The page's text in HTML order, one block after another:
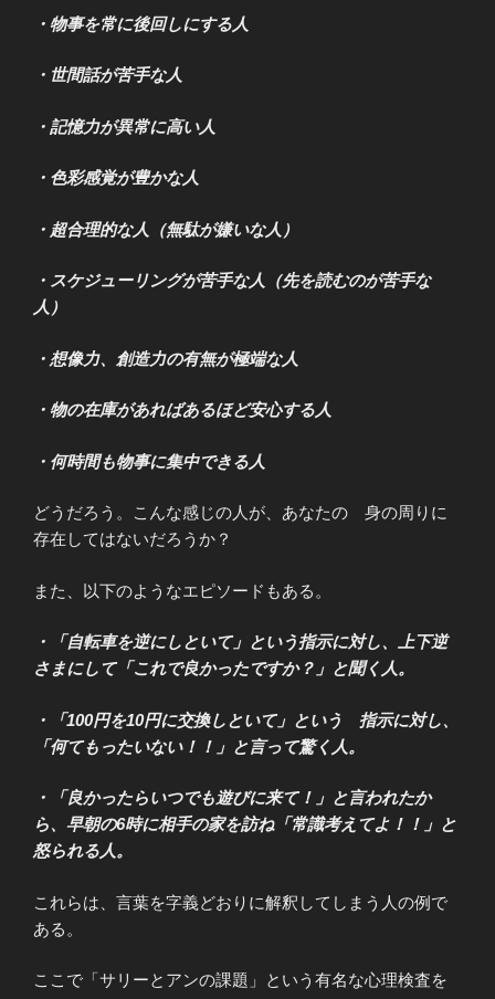
・物事を常に後回しにする人
・世間話が苦手な人
・記憶力が異常に高い人
・色彩感覚が豊かな人
・超合理的な人（無駄が嫌いな人）
・スケジューリングが苦手な人（先を読むのが苦手な
人）
・想像力、創造力の有無が極端な人
・物の在庫があればあるほど安心する人
・何時間も物事に集中できる人
どうだろう。こんな感じの人が、あなたの 身の周りに
存在してはないだろうか？
また、以下のようなエピソードもある。
・「自転車を逆にしといて」という指示に対し、上下逆
さまにして「これで良かったですか？」と聞く人。
・「100円を10円に交換しといて」という 指示に対し、
「何てもったいない！！」と言って驚く人。
・「良かったらいつでも遊びに来て！」と言われたか
ら、早朝の6時に相手の家を訪ね「常識考えてよ！！」と
怒られる人。
これらは、言葉を字義どおりに解釈してしまう人の例で
ある。
ここで「サリーとアンの課題」という有名な心理検査を